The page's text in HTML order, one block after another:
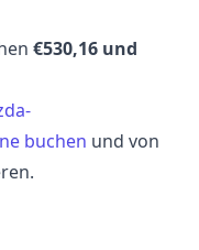
€530,16 und
buchen und von